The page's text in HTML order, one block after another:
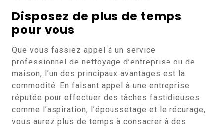
Disposez de plus de temps
pour vous
Que vous fassiez appel à un service
professionnel de nettoyage d’entreprise ou de
maison, l’un des principaux avantages est la
commodité. En faisant appel à une entreprise
réputée pour effectuer des tâches fastidieuses
comme l’aspiration, l’époussetage et le récurage,
vous aurez plus de temps à consacrer à des